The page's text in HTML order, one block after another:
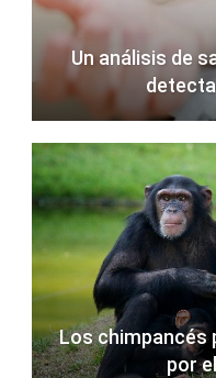
Un análisis de
Los chimpancés
por